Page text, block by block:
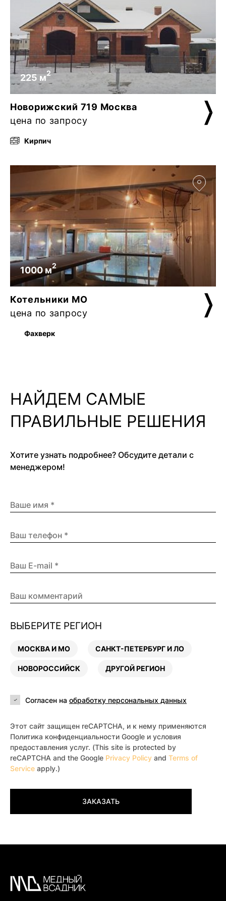
225 м2
Новорижский 719 Москва
цена по запросу
Кирпич
1000 м2
Котельники MO
цена по запросу
Фахверк
НАЙДЕМ САМЫЕ
ПРАВИЛЬНЫЕ РЕШЕНИЯ
Хотите узнать подробнее? Обсудите детали с
менеджером!
ВЫБЕРИТЕ РЕГИОН
МОСКВА И МО САНКТ-ПЕТЕРБУРГ И ЛО
НОВОРОССИЙСК ДРУГОЙ РЕГИОН
Согласен на обработку персональных данных
Этот сайт защищен reCAPTCHA, и к нему применяются
Политика конфиденциальности Google и условия
предоставления услуг. (This site is protected by
reCAPTCHA and the Google Privacy Policy and Terms of
Service apply.)